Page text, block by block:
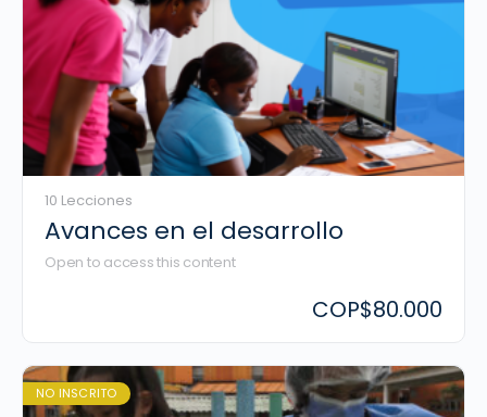
10 Lecciones
Avances en el desarrollo
Open to access this content
COP$80.000
NO INSCRITO